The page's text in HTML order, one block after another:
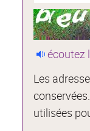
écoutez
Les
utilisées